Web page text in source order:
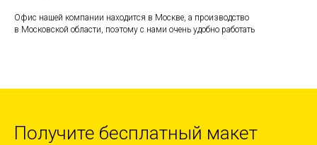
Офис нашей компании находится в Москве, а производство
в Московской области, поэтому с нами очень удобно работать
Получите бесплатный макет